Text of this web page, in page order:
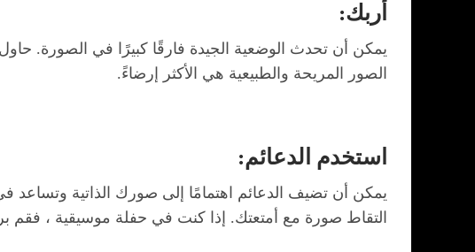
أربك:
يمكن أن تحدث الوضعية الجيدة فارقًا كبيرًا في الصورة.
الصور المريحة والطبيعية هي الأكثر إرضاءً.
استخدم الدعائم:
يمكن أن تضيف الدعائم اهتمامًا إلى صورك الذاتية
التقاط صورة مع أمتعتك. إذا كنت في حفلة موسيقية ، فقم